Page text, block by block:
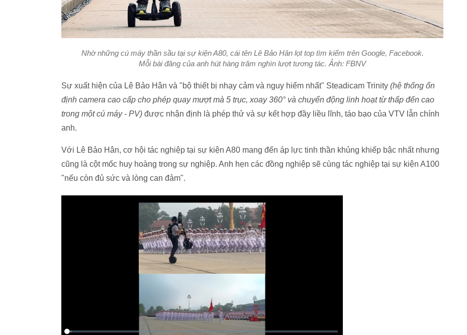
Nhờ những cú máy thần sầu tại sự kiện A80, cái tên Lê Bảo Hân lọt top tìm kiếm trên Google, Facebook.
Mỗi bài đăng của anh hút hàng trăm nghìn lượt tương tác. Ảnh: FBNV
Sự xuất hiện của Lê Bảo Hân và "bộ thiết bị nhạy cảm và nguy hiểm nhất" Steadicam Trinity (hệ thống ổn
định camera cao cấp cho phép quay mượt mà 5 trục, xoay 360° và chuyển động linh hoạt từ thấp đến cao
trong một cú máy - PV) được nhận định là phép thử và sự kết hợp đầy liều lĩnh, táo bạo của VTV lẫn chính
anh.
Với Lê Bảo Hân, cơ hội tác nghiệp tại sự kiện A80 mang đến áp lực tinh thần khủng khiếp bậc nhất nhưng
cũng là cột mốc huy hoàng trong sự nghiệp. Anh hẹn các đồng nghiệp sẽ cùng tác nghiệp tại sự kiện A100
"nếu còn đủ sức và lòng can đảm".